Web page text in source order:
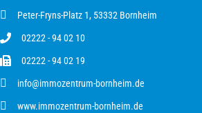
Peter-Fryns-Platz 1, 53332 Bornheim
02222 - 94 02 10
02222 - 94 02 19
info@immozentrum-bornheim.de
www.immozentrum-bornheim.de